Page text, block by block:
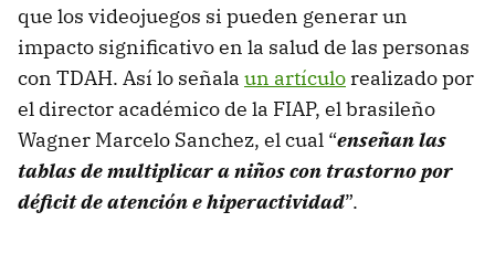
que los videojuegos si pueden generar un
impacto significativo en la salud de las personas
con TDAH. Así lo señala un artículo realizado por
el director académico de la FIAP, el brasileño
Wagner Marcelo Sanchez, el cual “enseñan las
tablas de multiplicar a niños con trastorno por
déficit de atención e hiperactividad”.